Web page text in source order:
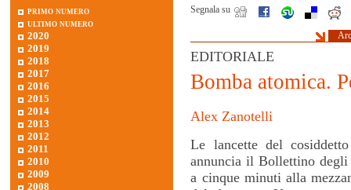
Segnala su
EDITORIALE
Bomba atomica.
Alex Zanotelli
Le lancette del
annuncia il Bollettino degli
a cinque minuti alla
primo numero
ultimo numero
2020
2019
2018
2017
2016
2015
2014
2013
2012
2011
2010
2009
2008